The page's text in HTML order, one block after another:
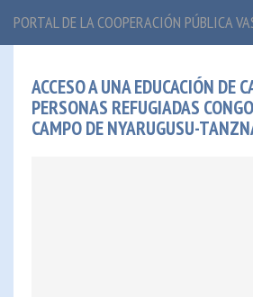
PORTAL DE LA COOPERACIÓN PÚBLICA
ACCESO A UNA EDUCACIÓN DE
PERSONAS REFUGIADAS
CAMPO DE NYARUGUSU-